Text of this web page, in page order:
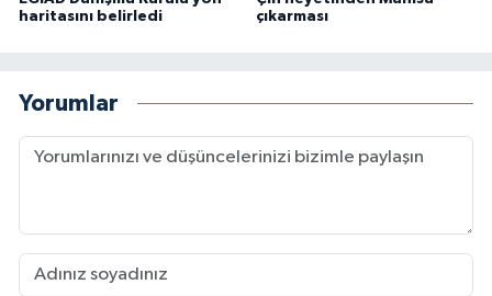
haritasını belirledi
çıkarması
Yorumlar